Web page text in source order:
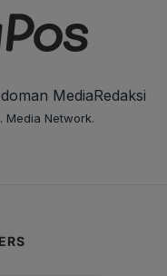
MediaRedaksi
Network.